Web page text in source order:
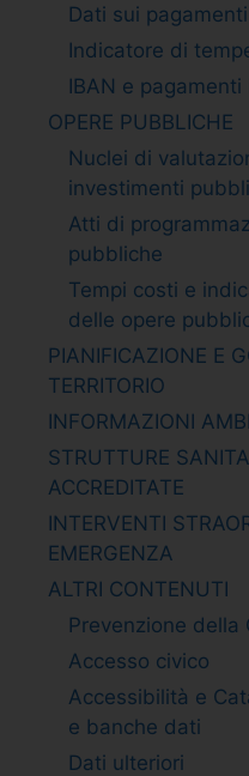
Dati sui pagamenti
Indicatore di
IBAN e
OPERE PUBBLICHE
Nuclei di
investimenti
Atti di
pubbliche
Tempi costi e
delle opere
PIANIFICAZIONE E
TERRITORIO
INFORMAZIONI
STRUTTURE
ACCREDITATE
INTERVENTI
EMERGENZA
ALTRI CONTENUTI
Prevenzione della
Accesso civico
Accessibilità e
e banche dati
Dati ulteriori